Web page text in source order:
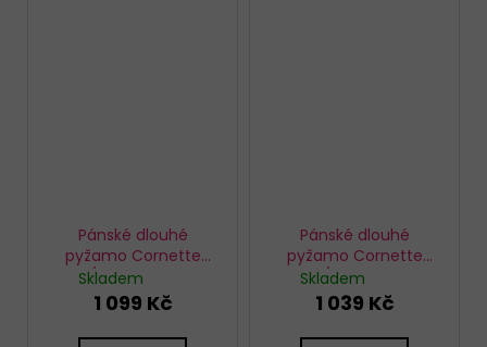
Pánské dlouhé
pyžamo Cornette
124/269 Unlimited
Skladem
1 099 Kč
Pánské dlouhé
pyžamo Cornette
308/258 Winner
Skladem
1 039 Kč